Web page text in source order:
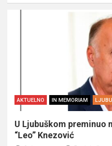
AKTUELNO IN MEMORIAM
U Ljubuškom preminuo
“Leo” Knezović